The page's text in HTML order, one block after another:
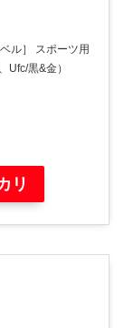
ル］ スポーツ用
Ufc/黒&金）
リ